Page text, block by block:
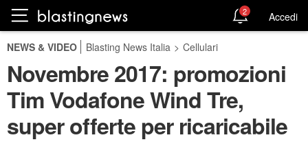
2 Accedi
NEWS & VIDEO Blasting News Italia > Cellulari
Novembre 2017: promozioni
Tim Vodafone Wind Tre,
super offerte per ricaricabile